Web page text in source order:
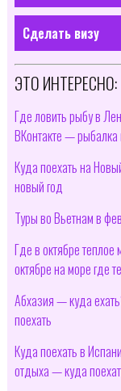
Сделать визу
ЭТО ИНТЕРЕСНО:
Где ловить рыбу в
ВКонтакте — рыбалка
Куда поехать на
новый год
Туры во Вьетнам в
Где в октябре
октябре на море где
Абхазия — куда
поехать
Куда поехать в
отдыха — куда